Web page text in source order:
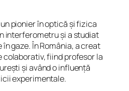
pionier în optică și fizica
interferometru și a studiat
gaze. În România, a creat
colaborativ, fiind profesor la
și având o influență
experimentale.